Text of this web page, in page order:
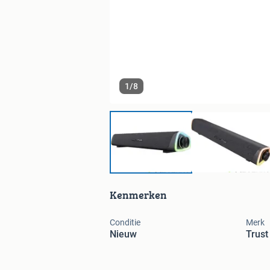
1/8
Kenmerken
Conditie
Nieuw
Merk
Trust